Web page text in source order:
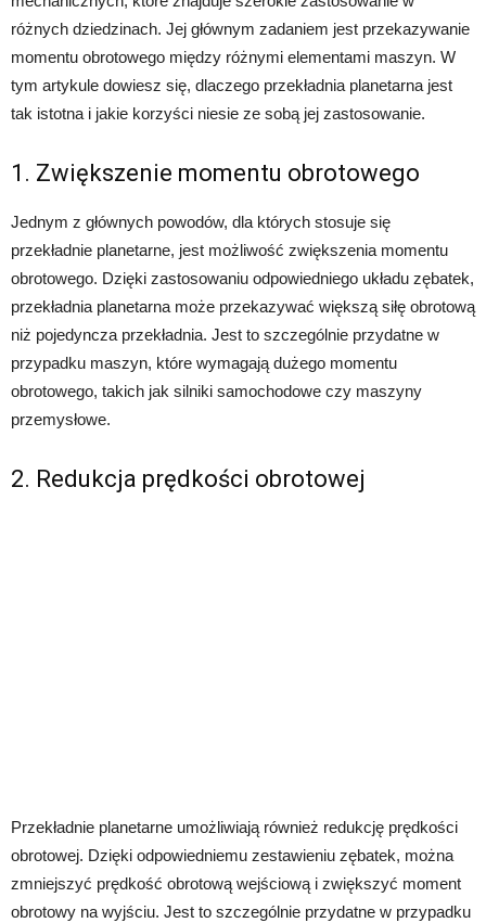
różnych dziedzinach. Jej głównym zadaniem jest przekazywanie
momentu obrotowego między różnymi elementami maszyn. W
tym artykule dowiesz się, dlaczego przekładnia planetarna jest
tak istotna i jakie korzyści niesie ze sobą jej zastosowanie.
1. Zwiększenie momentu obrotowego
Jednym z głównych powodów, dla których stosuje się
przekładnie planetarne, jest możliwość zwiększenia momentu
obrotowego. Dzięki zastosowaniu odpowiedniego układu zębatek,
przekładnia planetarna może przekazywać większą siłę obrotową
niż pojedyncza przekładnia. Jest to szczególnie przydatne w
przypadku maszyn, które wymagają dużego momentu
obrotowego, takich jak silniki samochodowe czy maszyny
przemysłowe.
2. Redukcja prędkości obrotowej
Przekładnie planetarne umożliwiają również redukcję prędkości
obrotowej. Dzięki odpowiedniemu zestawieniu zębatek, można
zmniejszyć prędkość obrotową wejściową i zwiększyć moment
obrotowy na wyjściu. Jest to szczególnie przydatne w przypadku